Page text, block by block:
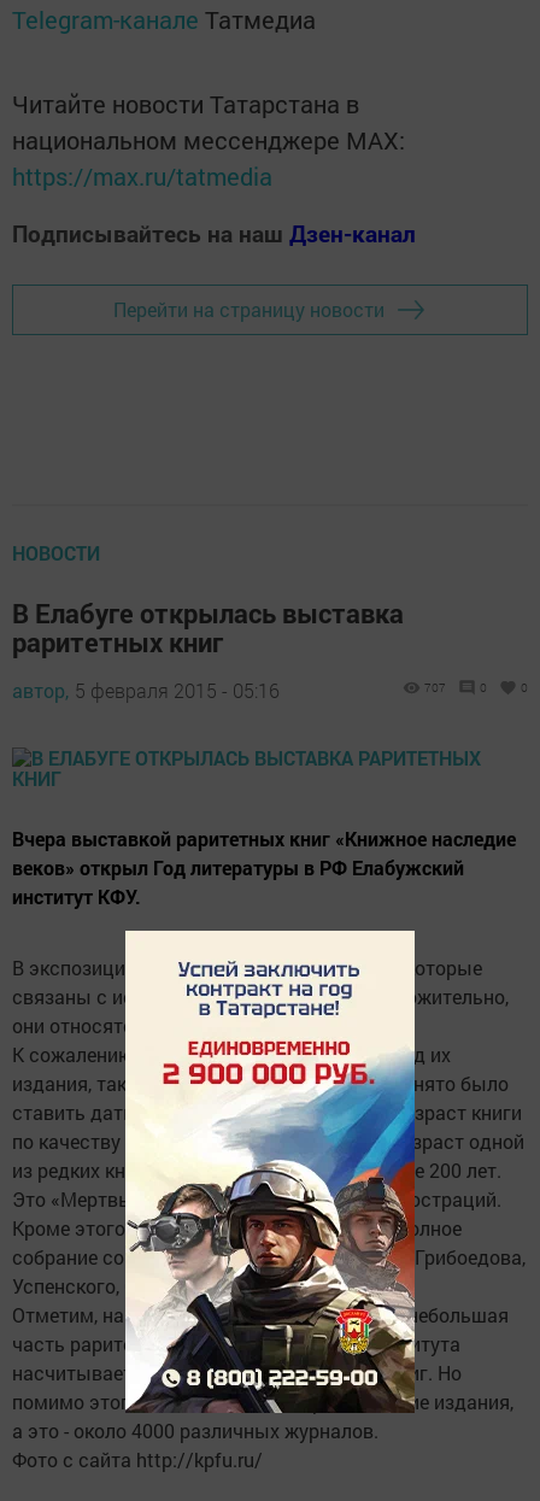
Telegram-канале Татмедиа
Читайте новости Татарстана в
национальном мессенджере MАХ:
https://max.ru/tatmedia
Подписывайтесь на наш Дзен-канал
Перейти на страницу новости
НОВОСТИ
В Елабуге открылась выставка
раритетных книг
автор, 5 февраля 2015 - 05:16 707 0 0
Вчера выставкой раритетных книг «Книжное наследие
веков» открыл Год литературы в РФ Елабужский
институт КФУ.
В экспозиции представлены редкие книги, которые
связаны с историей словесности. Предположительно,
они относятся к ХVIII-ХIХ вв.
К сожалению, нельзя определить точный год их
издания, так как в ХVIII веке на книги не принято было
ставить даты. Специалисты определяют возраст книги
по качеству бумаги и шрифту. Например, возраст одной
из редких книг, представленных здесь, более 200 лет.
Это «Мертвые души» Гоголя. В ней 350 иллюстраций.
Кроме этого, на выставке можно увидеть полное
собрание сочинений Тургенева, Державина, Грибоедова,
Успенского, Салтыкова-Щедрина.
Отметим, на выставке представлена лишь небольшая
часть раритетов, а всего в библиотеке института
насчитывается около 1000 таких редких книг. Но
помимо этого, имеются ещё и периодические издания,
а это - около 4000 различных журналов.
Фото с сайта http://kpfu.ru/